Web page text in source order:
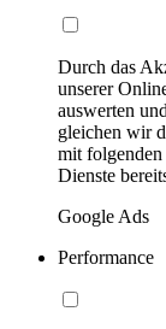
Durch das
unserer
auswerten
gleichen wir
mit folgenden
Dienste
Google Ads
Performance